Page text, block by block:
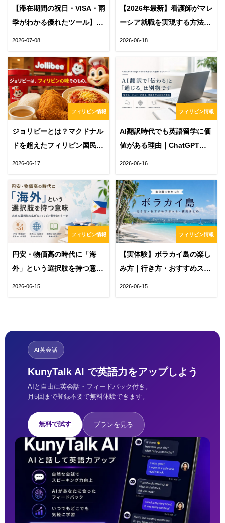
【滞在期間の祝日・VISA・雨
季がわかる優れたツール】フ
2026-07-08
【2026年最新】看護師がマレ
ーシア就職を実現する方法｜
2026-06-18
フィリピン情報
ジョリビーとは？マクドナル
ドを超えたフィリピン国民食
2026-06-17
フィリピン情報
AI翻訳時代でも英語留学に価
値がある理由｜ChatGPTや
2026-06-16
フィリピン情報
円安・物価高の時代に「海
外」という選択肢を持つ意味
2026-06-15
フィリピン情報
【実体験】ボラカイ島の楽し
み方｜行き方・おすすめスポ
2026-06-15
AI英会話
KunyTalk AI で英語力をアップしよう
AIと自由に英会話・フィードバック付き。
月5回まで登録不要で無料体験できます。
無料で試す プランを見る